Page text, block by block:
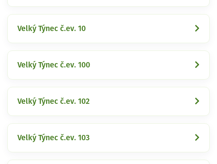
Velký Týnec č.ev. 10
Velký Týnec č.ev. 100
Velký Týnec č.ev. 102
Velký Týnec č.ev. 103